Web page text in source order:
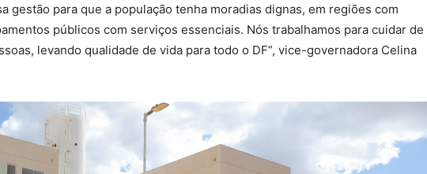
gestão para que a população tenha moradias dignas, em regiões com
públicos com serviços essenciais. Nós trabalhamos para cuidar de
levando qualidade de vida para todo o DF”, vice-governadora Celina